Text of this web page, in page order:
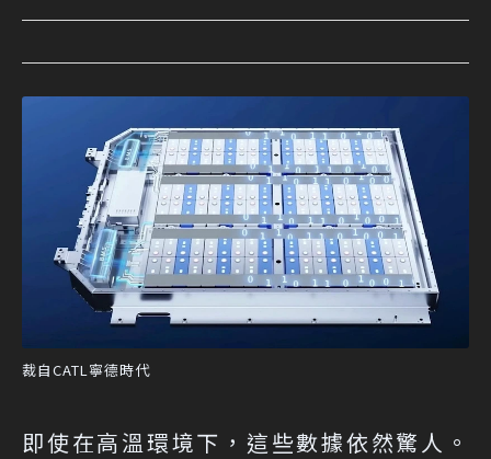
裁自CATL寧德時代
即使在高溫環境下，這些數據依然驚人。